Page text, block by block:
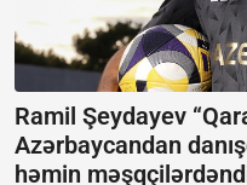
Ramil Şeydayev
Azərbaycandan
həmin